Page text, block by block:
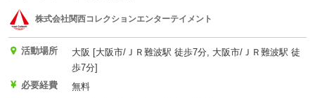
株式会社関西コレクションエンターテイメント
活動場所
大阪 [大阪市/ＪＲ難波駅 徒歩7分, 大阪市/ＪＲ難波駅 徒
歩7分]
必要経費
無料